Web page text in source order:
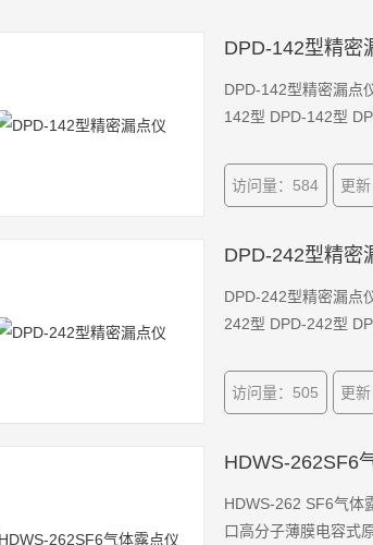
DPD-142型精密
DPD-142型精密漏点仪 DPD-142型 DPD-142型 DPD-142型 DPD-142型 DPD-142型 DPD-142型
访问量：584 更
DPD-242型精密
DPD-242型精密漏点仪DPD-242型 DPD-242型 DPD-242型
访问量：505 更
HDWS-262SF6
HDWS-262 SF6气体
口高分子薄膜电容式